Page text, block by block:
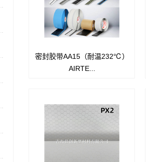
描述AA 15是具有极好粘性,易于清
理的最可靠的密封胶条.使用温度
密封胶带AA15（耐温232℃）
AIRTE...